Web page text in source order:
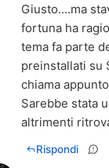
Giusto....ma
fortuna ha
tema fa parte
preinstallati su
chiama
Sarebbe stata
altrimenti
Rispondi